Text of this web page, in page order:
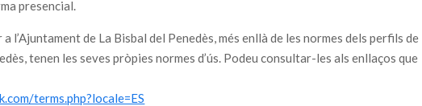
presencial.
l’Ajuntament de La Bisbal del Penedès, més enllà de les normes dels perfils de
tenen les seves pròpies normes d’ús. Podeu consultar-les als enllaços que
terms.php?locale=ES